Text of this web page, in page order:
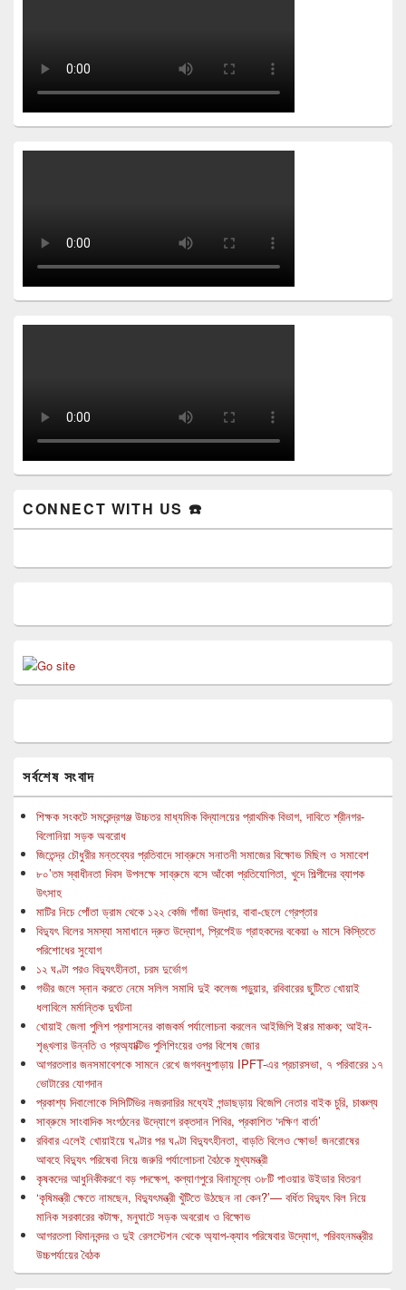
CONNECT WITH US ☎️
সর্বশেষ সংবাদ
শিক্ষক সংকটে সমরেন্দ্রগঞ্জ উচ্চতর মাধ্যমিক বিদ্যালয়ের প্রাথমিক বিভাগ, দাবিতে শ্রীনগর-
বিলোনিয়া সড়ক অবরোধ
জিতেন্দ্র চৌধুরীর মন্তব্যের প্রতিবাদে সাব্রুমে সনাতনী সমাজের বিক্ষোভ মিছিল ও সমাবেশ
৮০’তম স্বাধীনতা দিবস উপলক্ষে সাব্রুমে বসে আঁকো প্রতিযোগিতা, খুদে শিল্পীদের ব্যাপক
উৎসাহ
মাটির নিচে পোঁতা ড্রাম থেকে ১২২ কেজি গাঁজা উদ্ধার, বাবা-ছেলে গ্রেপ্তার
বিদ্যুৎ বিলের সমস্যা সমাধানে দ্রুত উদ্যোগ, প্রিপেইড গ্রাহকদের বকেয়া ৬ মাসে কিস্তিতে
পরিশোধের সুযোগ
১২ ঘণ্টা পরও বিদ্যুৎহীনতা, চরম দুর্ভোগ
গভীর জলে স্নান করতে নেমে সলিল সমাধি দুই কলেজ পড়ুয়ার, রবিবারের ছুটিতে খোয়াই
ধলাবিলে মর্মান্তিক দুর্ঘটনা
খোয়াই জেলা পুলিশ প্রশাসনের কাজকর্ম পর্যালোচনা করলেন আইজিপি ইপ্পর মাঞ্চক; আইন-
শৃঙ্খলার উন্নতি ও প্রঅ্যাক্টিভ পুলিশিংয়ের ওপর বিশেষ জোর
আগরতলার জনসমাবেশকে সামনে রেখে জগবন্ধুপাড়ায় IPFT-এর প্রচারসভা, ৭ পরিবারের ১৭
ভোটারের যোগদান
প্রকাশ্য দিবালোকে সিসিটিভির নজরদারির মধ্যেই গন্ডাছড়ায় বিজেপি নেতার বাইক চুরি, চাঞ্চল্য
সাব্রুমে সাংবাদিক সংগঠনের উদ্যোগে রক্তদান শিবির, প্রকাশিত ‘দক্ষিণ বার্তা’
রবিবার এলেই খোয়াইয়ে ঘণ্টার পর ঘণ্টা বিদ্যুৎহীনতা, বাড়তি বিলেও ক্ষোভ! জনরোষের
আবহে বিদ্যুৎ পরিষেবা নিয়ে জরুরি পর্যালোচনা বৈঠকে মুখ্যমন্ত্রী
কৃষকদের আধুনিকীকরণে বড় পদক্ষেপ, কল্যাণপুরে বিনামূল্যে ৩৮টি পাওয়ার উইডার বিতরণ
‘কৃষিমন্ত্রী ক্ষেতে নামছেন, বিদ্যুৎমন্ত্রী খুঁটিতে উঠছেন না কেন?’— বর্ধিত বিদ্যুৎ বিল নিয়ে
মানিক সরকারের কটাক্ষ, মনুঘাটে সড়ক অবরোধ ও বিক্ষোভ
আগরতলা বিমানবন্দর ও দুই রেলস্টেশন থেকে অ্যাপ-ক্যাব পরিষেবার উদ্যোগ, পরিবহনমন্ত্রীর
উচ্চপর্যায়ের বৈঠক